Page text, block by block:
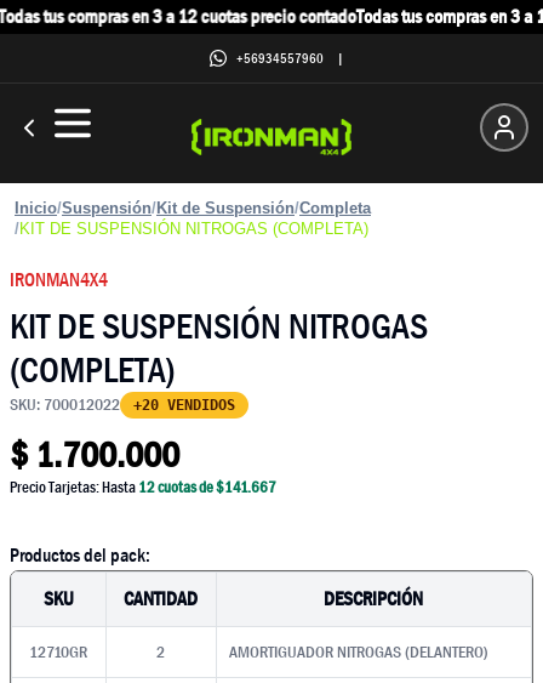
tus compras en 3 a 12 cuotas precio contadoTodas tus compras en 3 a
+56934557960 |
Inicio/Suspensión/Kit de Suspensión/Completa
/KIT DE SUSPENSIÓN NITROGAS (COMPLETA)
IRONMAN4X4
KIT DE SUSPENSIÓN NITROGAS
(COMPLETA)
SKU: 700012022 +20 VENDIDOS
$ 1.700.000
Precio Tarjetas: Hasta12cuotas de $141.667
Productos del pack:
SKU
CANTIDAD DESCRIPCIÓN
12710GR 2 AMORTIGUADOR NITROGAS (DELANTERO)